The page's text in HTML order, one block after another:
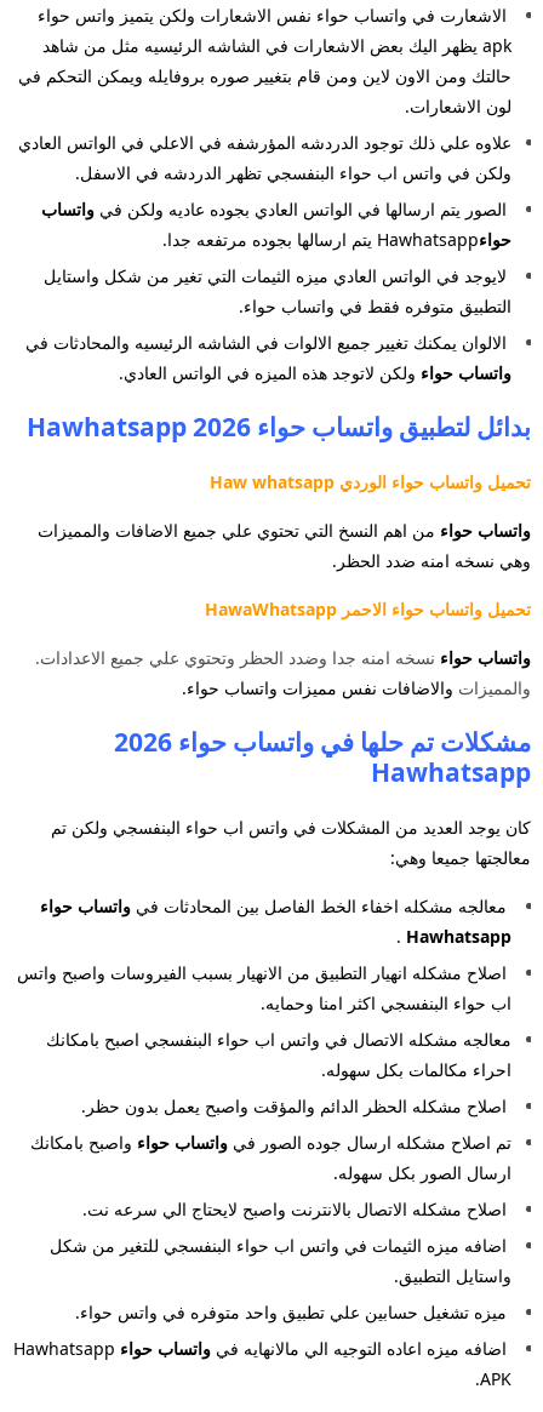
الاشعارت في واتساب حواء نفس الاشعارات ولكن يتميز واتس حواء
apk يظهر اليك بعض الاشعارات في الشاشه الرئيسيه مثل من
شاهد
حالتك ومن الاون لاين ومن قام بتغيير صوره بروفايله ويمكن التحكم في
لون الاشعارات.
علاوه علي ذلك توجود الدردشه المؤرشفه في الاعلي في الواتس العادي
ولكن في واتس اب حواء البنفسجي تظهر الدردشه في الاسفل.
الصور يتم ارسالها في الواتس العادي بجوده عاديه ولكن في واتساب
حواءHawhatsapp يتم ارسالها بجوده مرتفعه جدا.
لايوجد في الواتس العادي ميزه الثيمات التي تغير من شكل واستايل
التطبيق متوفره فقط في واتساب حواء.
الالوان يمكنك تغيير جميع الالوات في الشاشه الرئيسيه والمحادثات في
واتساب حواء ولكن لاتوجد هذه الميزه في الواتس العادي.
بدائل لتطبيق واتساب حواء 2026 Hawhatsapp
تحميل واتساب حواء الوردي Haw whatsapp
واتساب حواء من اهم النسخ التي تحتوي علي جميع الاضافات والمميزات
وهي نسخه امنه ضدد الحظر.
تحميل واتساب حواء الاحمر HawaWhatsapp
واتساب حواء نسخه امنه جدا وضدد الحظر وتحتوي علي جميع الاعدادات.
والمميزات والاضافات نفس مميزات واتساب حواء.
مشكلات تم حلها في واتساب حواء 2026
Hawhatsapp
كان يوجد العديد من المشكلات في واتس اب حواء البنفسجي ولكن تم
معالجتها جميعا وهي:
معالجه مشكله اخفاء الخط الفاصل بين المحادثات في واتساب حواء
Hawhatsapp
.
اصلاح مشكله انهيار التطبيق من الانهيار بسبب الفيروسات واصبح واتس
اب حواء البنفسجي اكثر امنا وحمايه.
معالجه مشكله الاتصال في واتس اب حواء البنفسجي اصبح بامكانك
احراء مكالمات بكل سهوله.
اصلاح مشكله الحظر الدائم والمؤقت واصبح يعمل بدون حظر.
تم اصلاح مشكله ارسال جوده الصور في واتساب حواء واصبح بامكانك
ارسال الصور بكل سهوله.
اصلاح مشكله الاتصال بالانترنت واصبح لايحتاج الي سرعه نت.
اضافه ميزه الثيمات في واتس اب حواء البنفسجي للتغير من شكل
واستايل التطبيق.
ميزه تشغيل حسابين علي تطبيق واحد متوفره في واتس حواء.
اضافه ميزه اعاده التوجيه الي مالانهايه في واتساب حواء Hawhatsapp
APK.